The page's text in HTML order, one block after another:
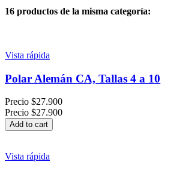
16 productos de la misma categoría:
Vista rápida
Polar Alemán CA, Tallas 4 a 10
Precio $27.900
Precio $27.900
Add to cart
Vista rápida